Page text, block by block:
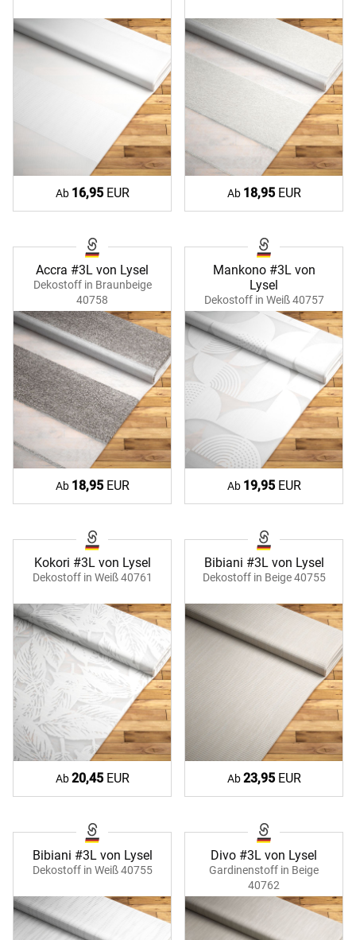
Ab 16,95EUR Ab 18,95EUR
Accra #3L von Lysel
Dekostoff in Braunbeige
40758
Ab 18,95EUR
Mankono #3L von
Lysel
Dekostoff in Weiß 40757
Ab 19,95EUR
Kokori #3L von Lysel
Dekostoff in Weiß 40761
Ab20,45EUR
Bibiani #3L von Lysel
Dekostoff in Beige 40755
Ab23,95EUR
Bibiani #3L von Lysel
Dekostoff in Weiß 40755
Divo #3L von Lysel
Gardinenstoff in Beige
40762